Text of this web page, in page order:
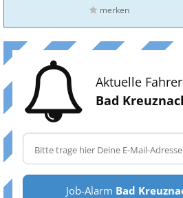
merken
Aktuelle
Bad
Job-Alarm Bad